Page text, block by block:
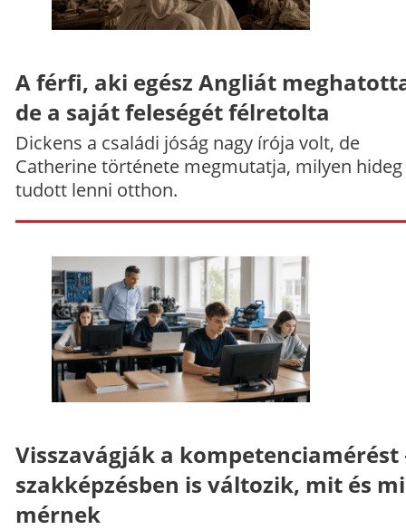
A férfi, aki egész Angliát
de a saját feleségét félretolta
Dickens a családi jóság nagy írója volt, de
Catherine története megmutatja, milyen hideg
tudott lenni otthon.
Visszavágják a kompetenciamérést
szakképzésben is változik, mit és
mérnek